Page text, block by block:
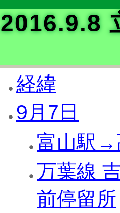
2016.9.8
経緯
9月7日
富山駅→
万葉線
前停留所